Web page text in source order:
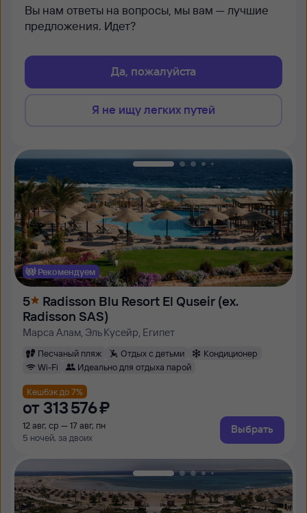
Вы нам ответы на вопросы, мы вам — лучшие
предложения. Идет?
Да, пожалуйста
Я не ищу легких путей
Рекомендуем
5
Radisson Blu Resort El Quseir (ex.
Radisson SAS)
Марса Алам, Эль Кусейр, Египет
Песчаный пляж Отдых с детьми
Кондиционер
Wi-Fi
Идеально для отдыха парой
Кешбэк до 7%
от 313 ⁠576 ⁠₽
12 авг, ср — 17 авг, пн
5 ночей, за двоих
Выбрать